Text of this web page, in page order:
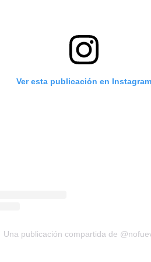
Ver esta publicación en Instagram
Una publicación compartida de